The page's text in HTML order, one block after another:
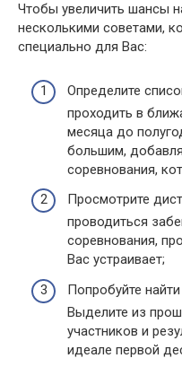
Чтобы увеличить шансы
несколькими советами,
специально для Вас:
Определите
проходить в
месяца до
большим,
соревнования,
Просмотрите
проводиться
соревнования,
Вас устраивает;
Попробуйте
Выделите из
участников и
идеале первой